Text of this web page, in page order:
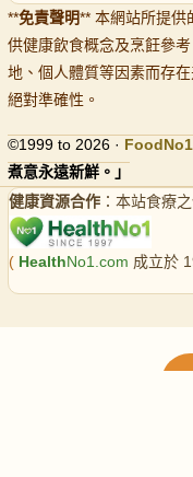
**免責聲明** 本網站所提供
供健康飲食概念及烹飪參
地、個人體質等因素而存
絕對準確性。
©1999 to 2026 · FoodNo1
煮意永遠新鮮。」
健康資源合作 ：本站食療
( HealthNo1.com 成立於